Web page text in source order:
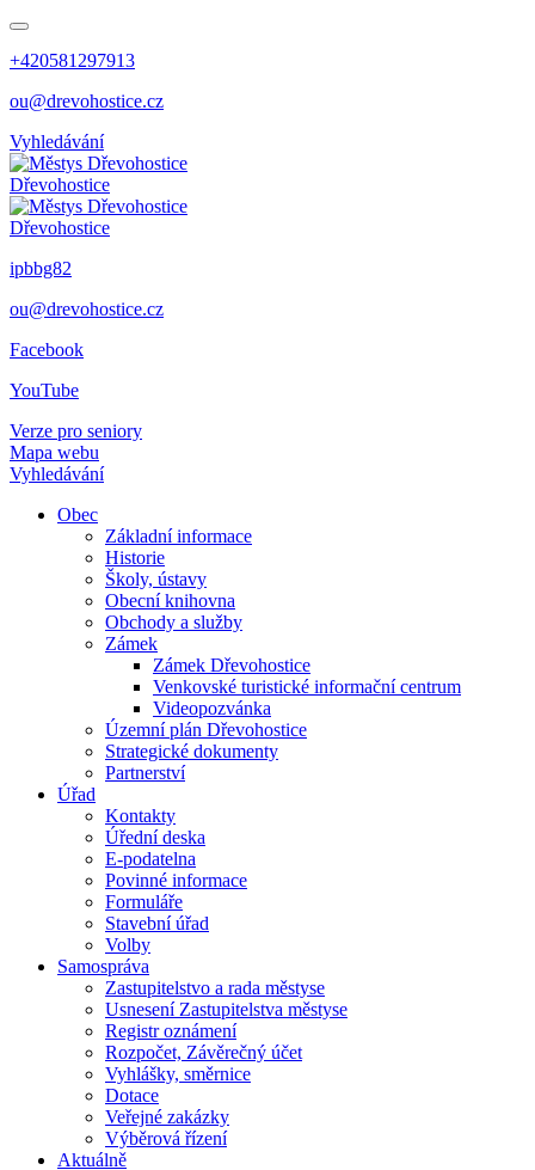
+420581297913
ou@drevohostice.cz
Vyhledávání
Dřevohostice
Dřevohostice
ipbbg82
ou@drevohostice.cz
Facebook
YouTube
Verze pro seniory
Mapa webu
Vyhledávání
Obec
Základní informace
Historie
Školy, ústavy
Obecní knihovna
Obchody a služby
Zámek
Zámek Dřevohostice
Venkovské turistické informační centrum
Videopozvánka
Územní plán Dřevohostice
Strategické dokumenty
Partnerství
Úřad
Kontakty
Úřední deska
E-podatelna
Povinné informace
Formuláře
Stavební úřad
Volby
Samospráva
Zastupitelstvo a rada městyse
Usnesení Zastupitelstva městyse
Registr oznámení
Rozpočet, Závěrečný účet
Vyhlášky, směrnice
Dotace
Veřejné zakázky
Výběrová řízení
Aktuálně